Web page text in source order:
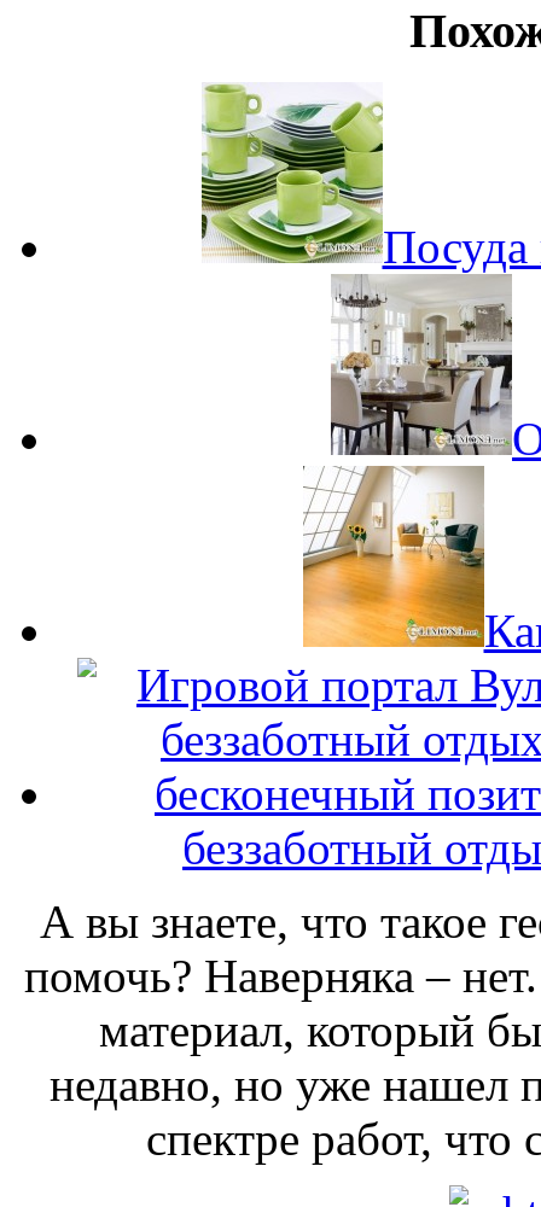
Посуда
беззаботный
А вы знаете, что такое
помочь? Наверняка –
материал, который
недавно, но уже нашел
спектре работ, что